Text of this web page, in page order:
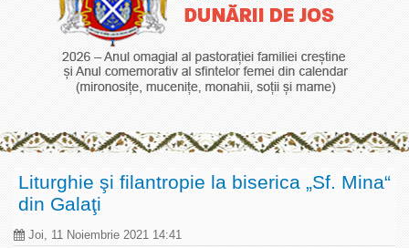
Liturghie şi filantropie la biserica „Sf. Mina“
din Galaţi
Joi, 11 Noiembrie 2021 14:41